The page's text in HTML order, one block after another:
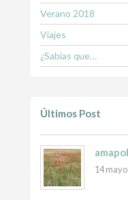
Verano 2018
Viajes
¿Sabías que…
Últimos Post
14